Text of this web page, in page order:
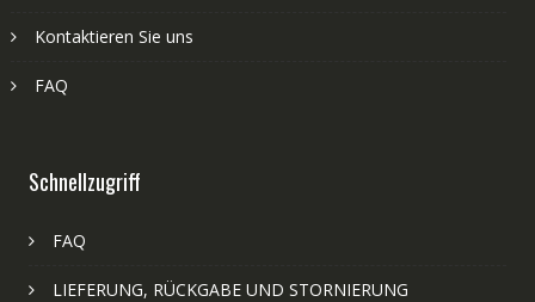
Kontaktieren Sie uns
FAQ
Schnellzugriff
FAQ
LIEFERUNG, RÜCKGABE UND STORNIERUNG